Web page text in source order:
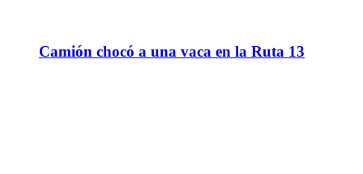
Camión chocó a una vaca en la Ruta 13